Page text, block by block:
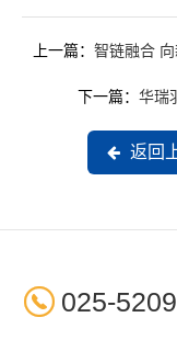
上一篇： 智链融合 向新求
下一篇： 华瑞
返回
 025-